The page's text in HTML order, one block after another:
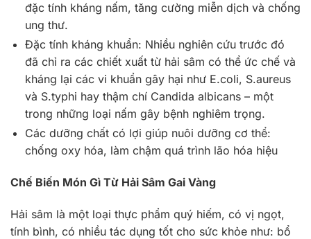
đặc tính kháng nấm, tăng cường miễn dịch và chống
ung thư.
Đặc tính kháng khuẩn: Nhiều nghiên cứu trước đó
đã chỉ ra các chiết xuất từ hải sâm có thể ức chế và
kháng lại các vi khuẩn gây hại như E.coli, S.aureus
và S.typhi hay thậm chí Candida albicans – một
trong những loại nấm gây bệnh nghiêm trọng.
Các dưỡng chất có lợi giúp nuôi dưỡng cơ thể:
chống oxy hóa, làm chậm quá trình lão hóa hiệu
Chế Biến Món Gì Từ Hải Sâm Gai Vàng
Hải sâm là một loại thực phẩm quý hiếm, có vị ngọt,
tính bình, có nhiều tác dụng tốt cho sức khỏe như: bổ